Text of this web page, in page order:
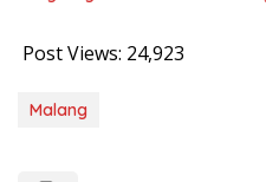
Post Views: 24,923
Malang